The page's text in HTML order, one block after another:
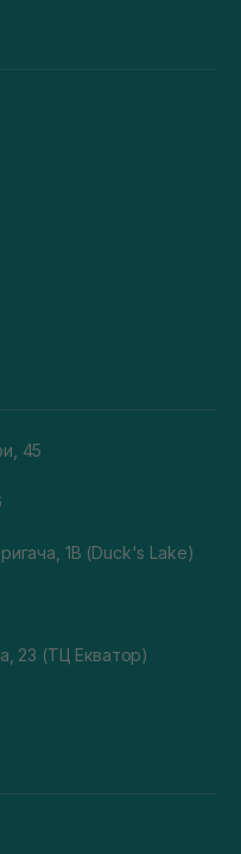
45
1В (Duck's Lake)
23 (ТЦ Екватор)